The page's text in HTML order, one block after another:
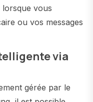
lorsque vous
ou vos messages
via
gérée par le